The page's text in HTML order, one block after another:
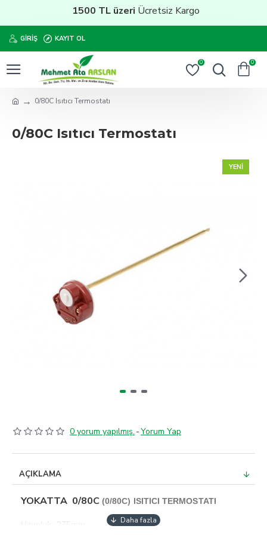
1500 TL üzeriÜcretsiz Kargo
GIRIŞ KAYIT OL
0 0
0/80C Isıtıcı Termostatı
0/80C Isıtıcı Termostatı
YENI
0 yorum yapılmış. -Yorum Yap
AÇIKLAMA
YOKATTA 0/80C (0/80C) ISITICI TERMOSTATI
Uzunluk: 275mm